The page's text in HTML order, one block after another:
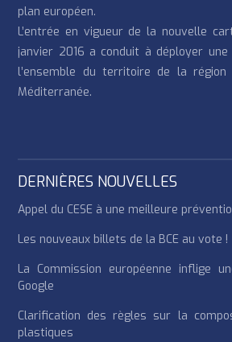
plan européen.
L’entrée en vigueur de la nouvelle
janvier 2016 a conduit à déployer
l’ensemble du territoire de la région
Méditerranée.
DERNIÈRES NOUVELLES
Appel du CESE à une meilleure
Les nouveaux billets de la BCE au vote !
La Commission européenne inflige
Google
Clarification des règles sur la
plastiques